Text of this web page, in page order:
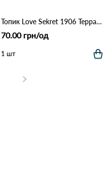
Топик Love Sekret 1906 Терракота
70.00 грн/од
1 шт